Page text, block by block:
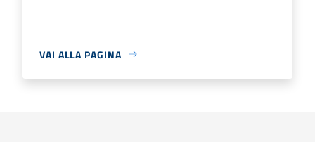
VAI ALLA PAGINA